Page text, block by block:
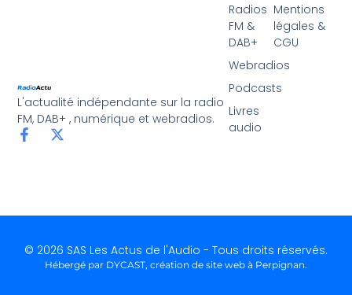
L'actualité indépendante sur la radio
FM, DAB+ , numérique et webradios.
Radios
FM &
DAB+
Webradios
Podcasts
Livres
audio
Mentions
légales &
CGU
© 2026 SAS Les Actus de l'Audio - Tous droits réservés.
Hébergé par DYCAST, création de site web à Perpignan.